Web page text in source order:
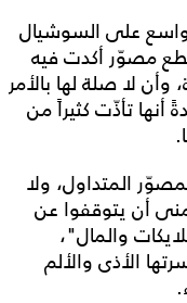
واسع على السوشيال
مصوّر أكدت فيه
لا صلة لها بالأمر
أنها تأذّت كثيراً من
المتداول، ولا
أن يتوقفوا عن
والمال"،
الأذى والألم